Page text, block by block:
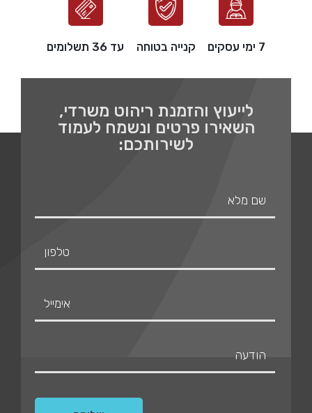
7 ימי עסקים קנייה בטוחה עד 36 תשלומים
לייעוץ והזמנת ריהוט משרדי,
השאירו פרטים ונשמח לעמוד
לשירותכם: